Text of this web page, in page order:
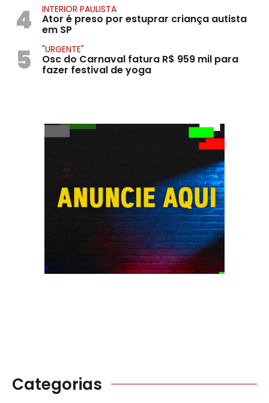
4 INTERIOR PAULISTA
Ator é preso por estuprar criança autista
em SP
5 "URGENTE"
Osc do Carnaval fatura R$ 959 mil para
fazer festival de yoga
Categorias